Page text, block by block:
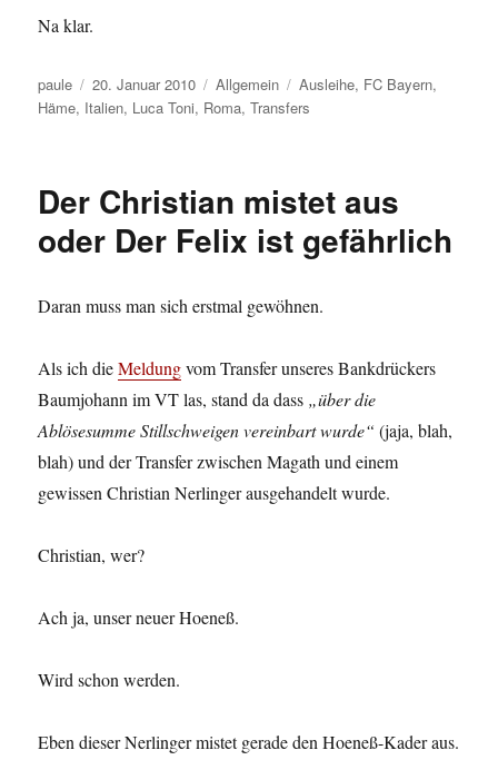
Na klar.
Autor
paule
Veröffentlicht
am
20. Januar 2010 Kategorien
Allgemein Schlagwörter
Ausleihe, FC Bayern,
Häme, Italien, Luca Toni, Roma,Transfers
Der Christian mistet aus
oder Der Felix ist gefährlich
Daran muss man sich erstmal gewöhnen.
Als ich dieMeldungvom Transfer unseres Bankdrückers
Baumjohann im VT las, stand da dass „über die
Ablösesumme Stillschweigen vereinbart wurde“ (jaja, blah,
blah) und der Transfer zwischen Magath und einem
gewissen Christian Nerlinger ausgehandelt wurde.
Christian, wer?
Ach ja, unser neuer Hoeneß.
Wird schon werden.
Eben dieser Nerlinger mistet gerade den Hoeneß-Kader aus.